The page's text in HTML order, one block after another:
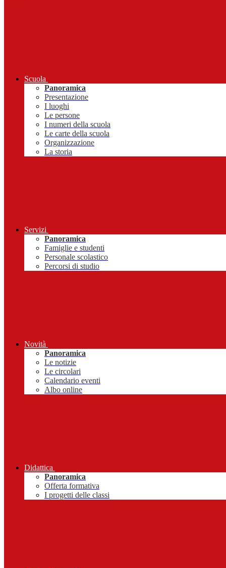
Scuola
Panoramica
Presentazione
I luoghi
Le persone
I numeri della scuola
Le carte della scuola
Organizzazione
La storia
Servizi
Panoramica
Famiglie e studenti
Personale scolastico
Percorsi di studio
Novità
Panoramica
Le notizie
Le circolari
Calendario eventi
Albo online
Didattica
Panoramica
Offerta formativa
I progetti delle classi